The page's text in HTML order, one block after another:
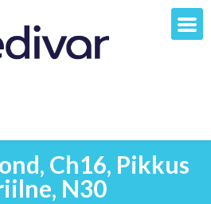
Ch16, Pikkus
N30